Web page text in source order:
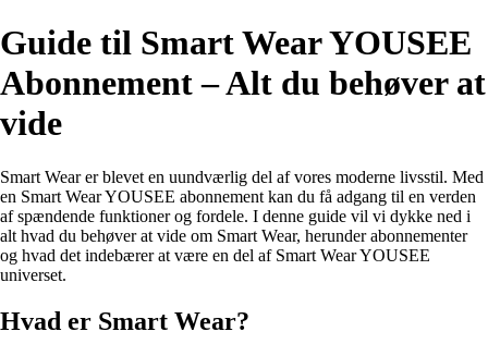
Guide til Smart Wear YOUSEE
Abonnement – Alt du behøver at
vide
Smart Wear er blevet en uundværlig del af vores moderne livsstil. Med
en Smart Wear YOUSEE abonnement kan du få adgang til en verden
af spændende funktioner og fordele. I denne guide vil vi dykke ned i
alt hvad du behøver at vide om Smart Wear, herunder abonnementer
og hvad det indebærer at være en del af Smart Wear YOUSEE
universet.
Hvad er Smart Wear?